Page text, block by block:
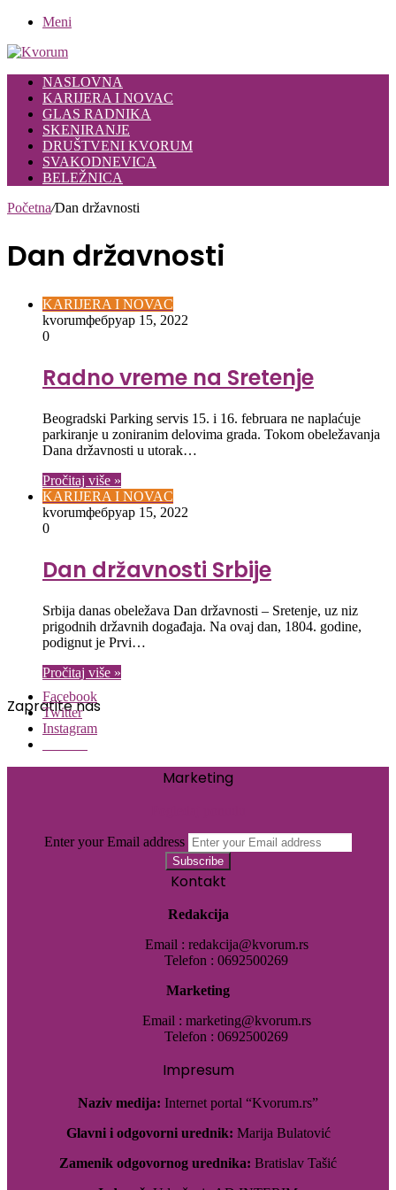
Meni
NASLOVNA
KARIJERA I NOVAC
GLAS RADNIKA
SKENIRANJE
DRUŠTVENI KVORUM
SVAKODNEVICA
BELEŽNICA
Početna/Dan državnosti
Dan državnosti
KARIJERA I NOVAC
kvorumфебруар 15, 2022
0
Radno vreme na Sretenje
Beogradski Parking servis 15. i 16. februara ne naplaćuje
parkiranje u zoniranim delovima grada. Tokom obeležavanja
Dana državnosti u utorak…
Pročitaj više »
KARIJERA I NOVAC
kvorumфебруар 15, 2022
0
Dan državnosti Srbije
Srbija danas obeležava Dan državnosti – Sretenje, uz niz
prigodnih državnih događaja. Na ovaj dan, 1804. godine,
podignut je Prvi…
Pročitaj više »
Zapratite nas
Facebook
Twitter
Instagram
Marketing
Enter your Email address
Kontakt
Redakcija
Email : redakcija@kvorum.rs
Telefon : 0692500269
Marketing
Email : marketing@kvorum.rs
Telefon : 0692500269
Impresum
Naziv medija: Internet portal “Kvorum.rs”
Glavni i odgovorni urednik: Marija Bulatović
Zamenik odgovornog urednika: Bratislav Tašić